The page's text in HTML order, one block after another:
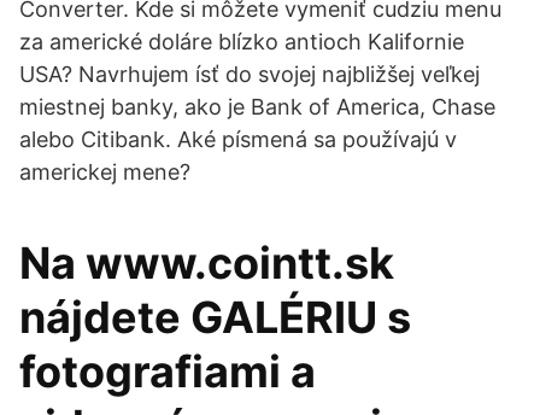
Converter. Kde si môžete vymeniť cudziu menu
za americké doláre blízko antioch Kalifornie
USA? Navrhujem ísť do svojej najbližšej veľkej
miestnej banky, ako je Bank of America, Chase
alebo Citibank. Aké písmená sa používajú v
americkej mene?
Na www.cointt.sk
nájdete GALÉRIU s
fotografiami a